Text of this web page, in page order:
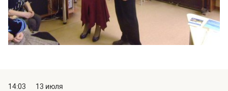
14:03
13 июля